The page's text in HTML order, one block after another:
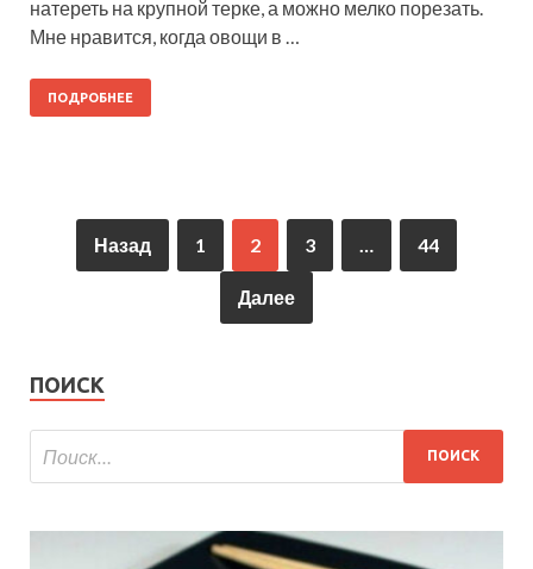
натереть на крупной терке, а можно мелко порезать.
Мне нравится, когда овощи в …
ПОДРОБНЕЕ
Назад 1 2 3 44
Далее
ПОИСК